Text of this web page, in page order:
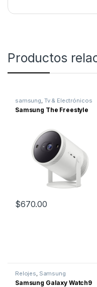
Productos
samsung, Tv & Electrónicos
Samsung The Freestyle
$670.00
Relojes, Samsung
Samsung Galaxy Watch9